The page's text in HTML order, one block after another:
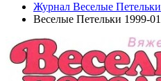
Журнал Веселые Петельки
Веселые Петельки 1999-01